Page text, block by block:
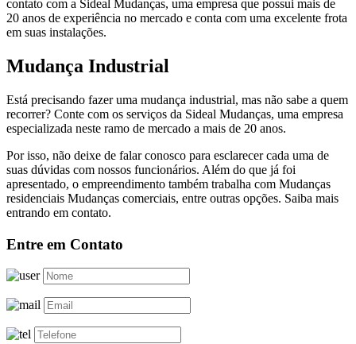
contato com a Sideal Mudanças, uma empresa que possui mais de
20 anos de experiência no mercado e conta com uma excelente frota
em suas instalações.
Mudança Industrial
Está precisando fazer uma mudança industrial, mas não sabe a quem
recorrer? Conte com os serviços da Sideal Mudanças, uma empresa
especializada neste ramo de mercado a mais de 20 anos.
Por isso, não deixe de falar conosco para esclarecer cada uma de
suas dúvidas com nossos funcionários. Além do que já foi
apresentado, o empreendimento também trabalha com Mudanças
residenciais Mudanças comerciais, entre outras opções. Saiba mais
entrando em contato.
Entre em Contato